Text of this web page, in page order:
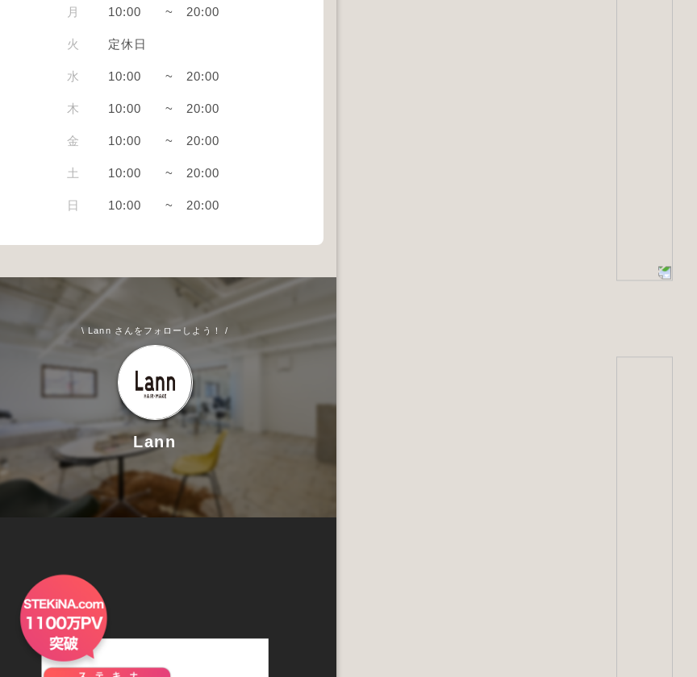
月 10:00 ~ 20:00
火 定休日
水 10:00 ~ 20:00
木 10:00 ~ 20:00
金 10:00 ~ 20:00
土 10:00 ~ 20:00
日 10:00 ~ 20:00
\ Lann さんをフォローしよう！ /
Lann